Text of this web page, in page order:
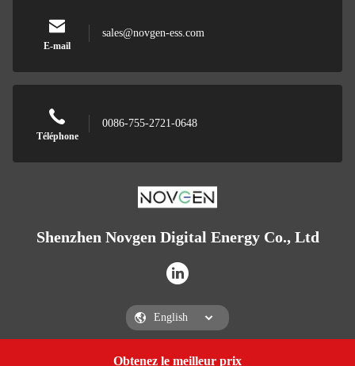
Obtenez le meilleur prix
E-mail
sales@novgen-ess.com
Téléphone
0086-755-2721-0648
Shenzhen Novgen Digital Energy Co., Ltd
Shenzhen Novgen Digital Energy Co., LtdGet a Quote